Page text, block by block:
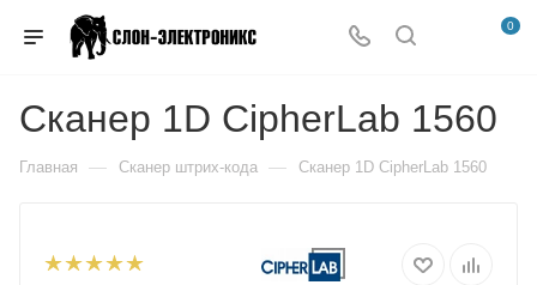
0
Сканер 1D CipherLab 1560
Главная — Сканер штрих-кода — Сканер 1D CipherLab 1560